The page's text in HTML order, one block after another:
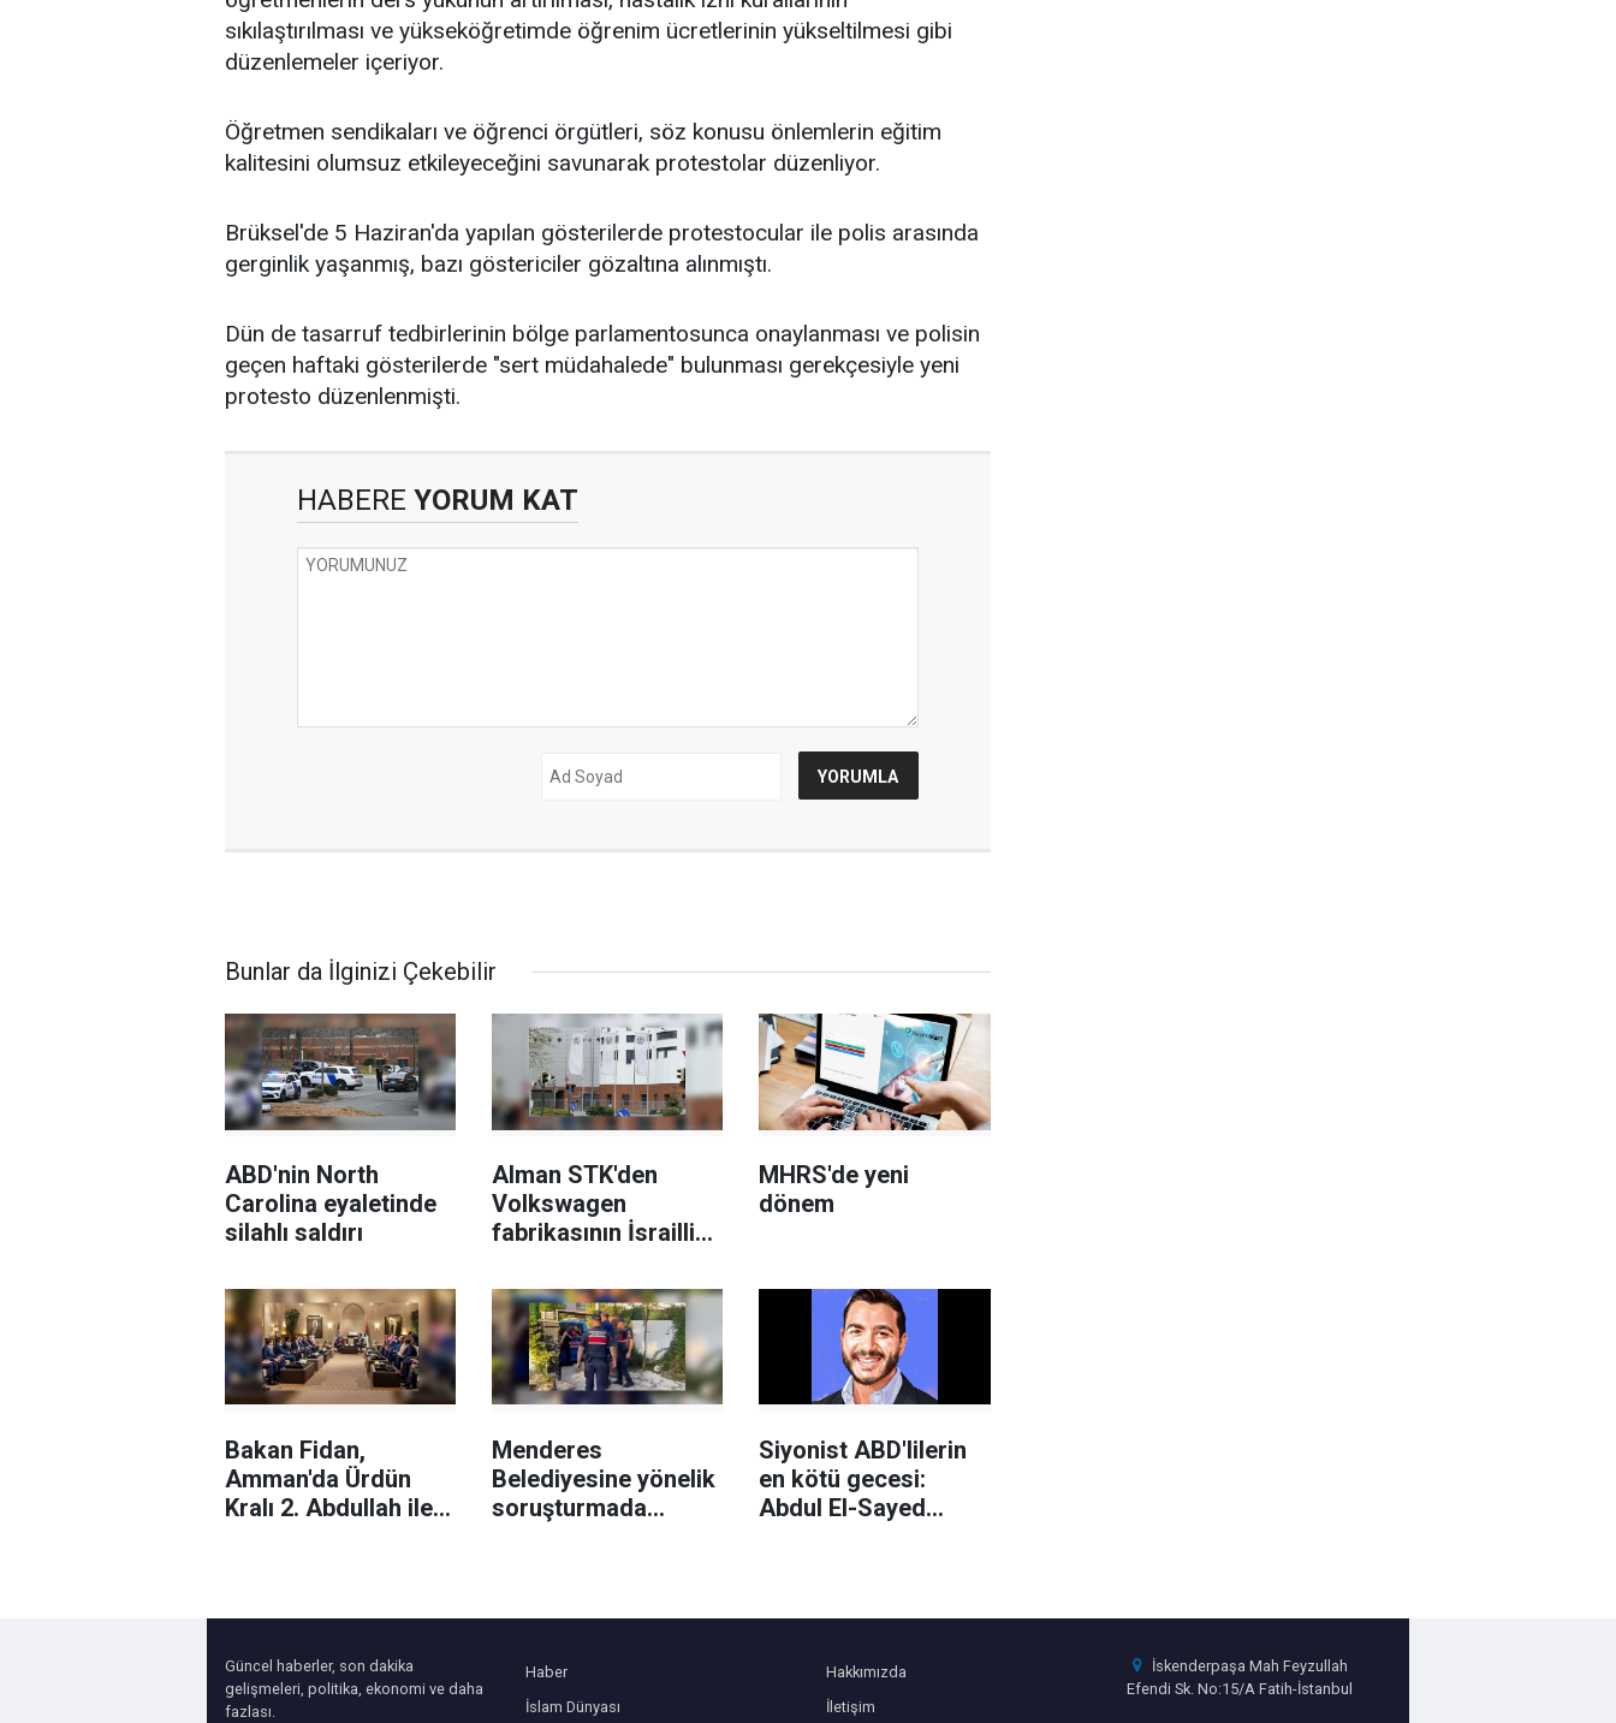
sıkılaştırılması ve yükseköğretimde öğrenim ücretlerinin yükseltilmesi gibi
düzenlemeler içeriyor.
Öğretmen sendikaları ve öğrenci örgütleri, söz konusu önlemlerin eğitim
kalitesini olumsuz etkileyeceğini savunarak protestolar düzenliyor.
Brüksel'de 5 Haziran'da yapılan gösterilerde protestocular ile polis arasında
gerginlik yaşanmış, bazı göstericiler gözaltına alınmıştı.
Dün de tasarruf tedbirlerinin bölge parlamentosunca onaylanması ve polisin
geçen haftaki gösterilerde "sert müdahalede" bulunması gerekçesiyle yeni
protesto düzenlenmişti.
HABERE YORUM KAT
Bunlar da İlginizi Çekebilir
ABD'nin North
Carolina eyaletinde
silahlı saldırı
Alman STK'den
Volkswagen
fabrikasının İsrailli
Rafael'e
devredilmesi planına
tepki
MHRS'de yeni
dönem
Bakan Fidan,
Amman'da Ürdün
Kralı 2. Abdullah ile
Menderes
Belediyesine yönelik
soruşturmada
Siyonist ABD'lilerin
en kötü gecesi:
Abdul El-Sayed
Güncel haberler, son dakika
gelişmeleri, politika, ekonomi ve daha
fazlası.
Haber
İslam Dünyası
Hakkımızda
İletişim
İskenderpaşa Mah Feyzullah
Efendi Sk. No:15/A Fatih-İstanbul